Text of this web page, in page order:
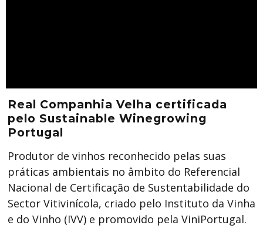
Real Companhia Velha certificada
pelo Sustainable Winegrowing
Portugal
Produtor de vinhos reconhecido pelas suas
práticas ambientais no âmbito do Referencial
Nacional de Certificação de Sustentabilidade do
Sector Vitivinícola, criado pelo Instituto da Vinha
e do Vinho (IVV) e promovido pela ViniPortugal.